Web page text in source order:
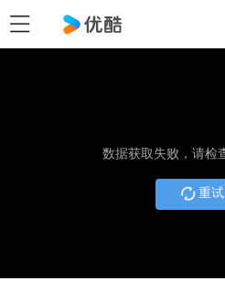
数据获取失败，请检
重试